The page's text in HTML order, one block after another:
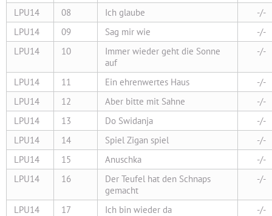
LPU14
08 Ich glaube
-/-
LPU14
09 Sag mir wie
-/-
LPU14
10
Immer wieder geht die Sonne
auf
-/-
LPU14 11 Ein ehrenwertes Haus
-/-
LPU14
12 Aber bitte mit Sahne
-/-
LPU14
13 Do Swidanja
-/-
LPU14
14 Spiel Zigan spiel
-/-
LPU14
15 Anuschka
-/-
LPU14
16
Der Teufel hat den Schnaps
gemacht
-/-
LPU14 17 Ich bin wieder da
-/-